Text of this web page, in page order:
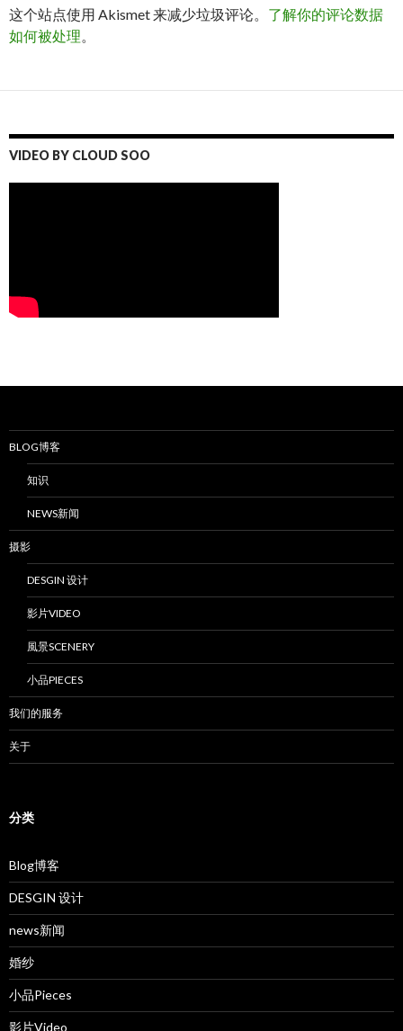
这个站点使用 Akismet 来减少垃圾评论。 了解你的评论数据
如何被处理。
VIDEO BY CLOUD SOO
BLOG博客
知识
NEWS新闻
摄影
DESGIN 设计
影片VIDEO
風景SCENERY
小品PIECES
我们的服务
关于
分类
Blog博客
DESGIN 设计
news新闻
婚纱
小品Pieces
影片Video